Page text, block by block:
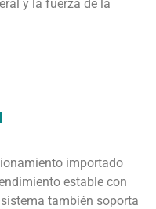
y la fuerza de la
importado
estable con
también soporta